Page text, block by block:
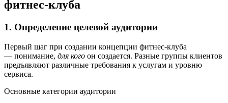
фитнес-клуба
1. Определение целевой аудитории
Первый шаг при создании концепции фитнес-клуба
— понимание, для кого он создается. Разные группы клиентов
предъявляют различные требования к услугам и уровню
сервиса.
Основные категории аудитории